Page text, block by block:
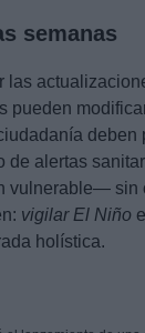
semanas
las
pueden
alertas
vulnerable— sin
vigilar El Niño
holística.